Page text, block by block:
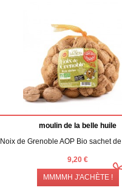
moulin de la belle huile
Noix de Grenoble AOP Bio sachet
9,20 €
MMMMH J'ACHÈTE !